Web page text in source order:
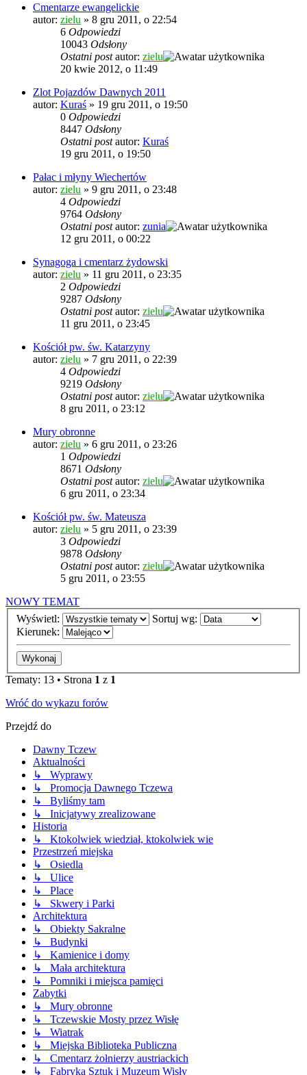
Cmentarze ewangelickie
autor: zielu » 8 gru 2011, o 22:54
6 Odpowiedzi
10043 Odsłony
Ostatni postautor: zielu
20 kwie 2012, o 11:49
Zlot Pojazdów Dawnych 2011
autor: Kuraś » 19 gru 2011, o 19:50
0 Odpowiedzi
8447 Odsłony
Ostatni postautor: Kuraś
19 gru 2011, o 19:50
Pałac i młyny Wiechertów
autor: zielu » 9 gru 2011, o 23:48
4 Odpowiedzi
9764 Odsłony
Ostatni postautor: zunia
12 gru 2011, o 00:22
Synagoga i cmentarz żydowski
autor: zielu » 11 gru 2011, o 23:35
2 Odpowiedzi
9287 Odsłony
Ostatni postautor: zielu
11 gru 2011, o 23:45
Kościół pw. św. Katarzyny
autor: zielu » 7 gru 2011, o 22:39
4 Odpowiedzi
9219 Odsłony
Ostatni postautor: zielu
8 gru 2011, o 23:12
Mury obronne
autor: zielu » 6 gru 2011, o 23:26
1 Odpowiedzi
8671 Odsłony
Ostatni postautor: zielu
6 gru 2011, o 23:34
Kościół pw. św. Mateusza
autor: zielu » 5 gru 2011, o 23:39
3 Odpowiedzi
9878 Odsłony
Ostatni postautor: zielu
5 gru 2011, o 23:55
NOWY TEMAT
Wyświetl:
Sortuj wg:
Kierunek:
Tematy: 13 • Strona 1 z 1
Wróć do wykazu forów
Przejdź do
Dawny Tczew
Aktualności
↳ Wyprawy
↳ Promocja Dawnego Tczewa
↳ Byliśmy tam
↳ Inicjatywy zrealizowane
Historia
↳ Ktokolwiek wiedział, ktokolwiek wie
Przestrzeń miejska
↳ Osiedla
↳ Ulice
↳ Place
↳ Skwery i Parki
Architektura
↳ Obiekty Sakralne
↳ Budynki
↳ Kamienice i domy
↳ Mała architektura
↳ Pomniki i miejsca pamięci
Zabytki
↳ Mury obronne
↳ Tczewskie Mosty przez Wisłę
↳ Wiatrak
↳ Miejska Biblioteka Publiczna
↳ Cmentarz żołnierzy austriackich
↳ Fabryka Sztuk i Muzeum Wisły